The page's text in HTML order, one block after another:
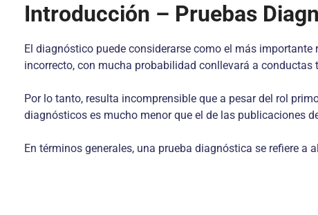
Introducción – Pruebas
El diagnóstico puede considerarse como el más
incorrecto, con mucha probabilidad conllevará a
Por lo tanto, resulta incomprensible que a pesar del rol
diagnósticos es mucho menor que el de las publicaciones
En términos generales, una prueba diagnóstica se refiere